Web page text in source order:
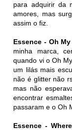
para adquirir da
amores, mas
assim o fiz.
Essence - Oh
minha marca,
quando vi o Oh
um lilás mais
não é glitter não
mas não
encontrar
passaram e o Oh
Essence -